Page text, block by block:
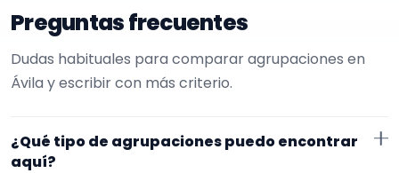
Preguntas frecuentes
Dudas habituales para comparar agrupaciones en
Ávila y escribir con más criterio.
¿Qué tipo de agrupaciones puedo encontrar
aquí?